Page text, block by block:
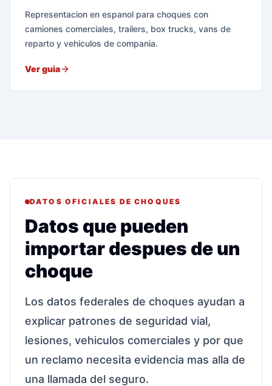
Representacion en espanol para choques con
camiones comerciales, trailers, box trucks, vans de
reparto y vehiculos de compania.
Ver guia
DATOS OFICIALES DE CHOQUES
Datos que pueden
importar despues de un
choque
Los datos federales de choques ayudan a
explicar patrones de seguridad vial,
lesiones, vehiculos comerciales y por que
un reclamo necesita evidencia mas alla de
una llamada del seguro.